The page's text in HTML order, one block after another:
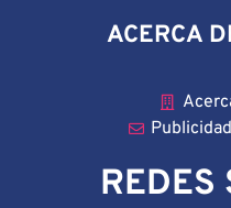
ACERCA
REDES